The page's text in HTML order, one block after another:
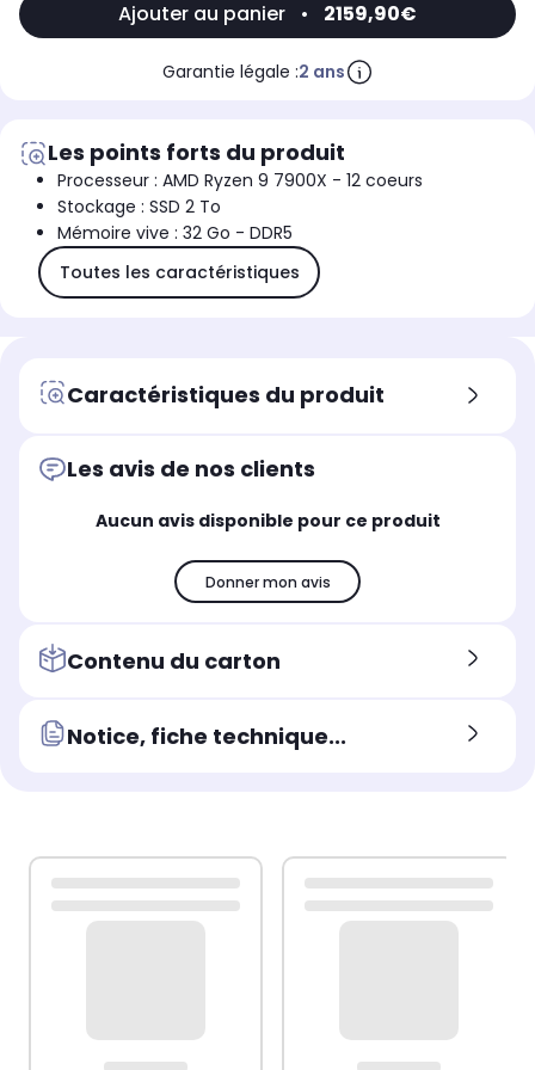
Ajouter au panier • 2159,90€
Garantie légale :2 ans
Les points forts du produit
Processeur : AMD Ryzen 9 7900X - 12 coeurs
Stockage : SSD 2 To
Mémoire vive : 32 Go - DDR5
Toutes les caractéristiques
Caractéristiques du produit
Les avis de nos clients
Aucun avis disponible pour ce produit
Donner mon avis
Contenu du carton
Notice, fiche technique...